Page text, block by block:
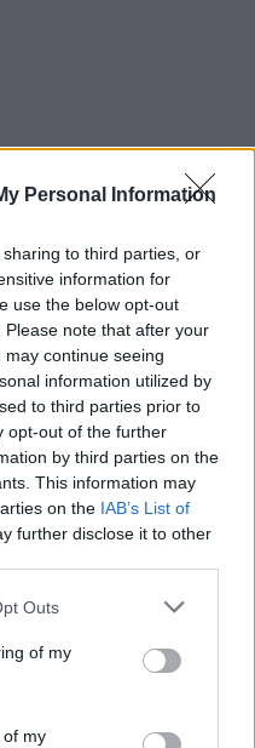
Personal Information
to third parties, or
information for
use the below opt-out
note that after your
continue seeing
information utilized by
to third parties prior to
opt-out of the further
by third parties on the
This information may
on the IAB’s List of
further disclose it to other
Outs
of my
of my